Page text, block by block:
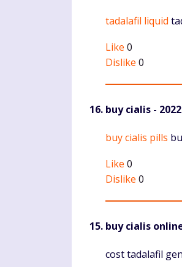
tadalafil liquid
Like 0
Dislike 0
buy cialis -
buy cialis pills
Like 0
Dislike 0
buy cialis
cost tadalafil